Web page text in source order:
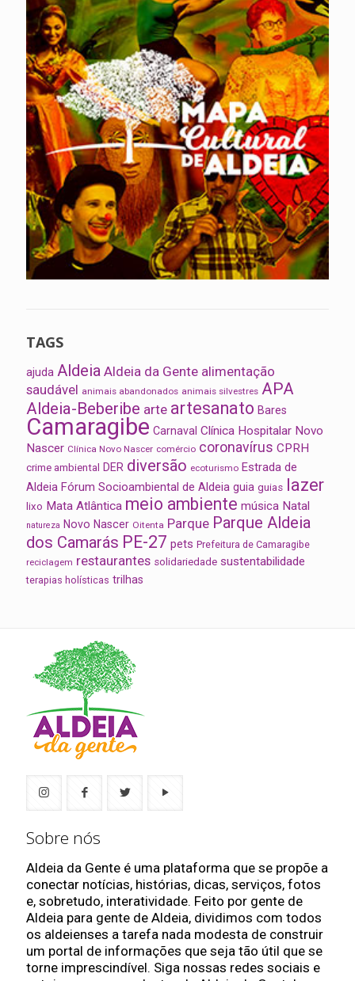
TAGS
ajuda Aldeia Aldeia da Gente alimentação
saudável animais abandonados animais silvestres APA
Aldeia-Beberibe arte artesanato Bares
Camaragibe Carnaval Clínica Hospitalar Novo
Nascer Clínica Novo Nascer comércio coronavírus CPRH
crime ambiental DER diversão ecoturismo Estrada de
Aldeia Fórum Socioambiental de Aldeia guia guias lazer
lixo Mata Atlântica meio ambiente música Natal
natureza Novo Nascer Oitenta Parque Parque Aldeia
dos Camarás PE-27 pets Prefeitura de Camaragibe
reciclagem restaurantes solidariedade sustentabilidade
terapias holísticas trilhas
Sobre nós
Aldeia da Gente é uma plataforma que se propõe a
conectar notícias, histórias, dicas, serviços, fotos
e, sobretudo, interatividade. Feito por gente de
Aldeia para gente de Aldeia, dividimos com todos
os aldeienses a tarefa nada modesta de construir
um portal de informações que seja tão útil que se
torne imprescindível. Siga nossas redes sociais e